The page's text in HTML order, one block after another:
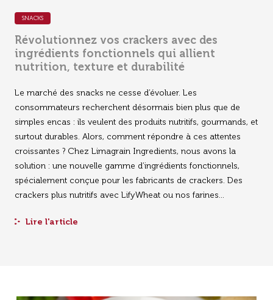
Grains soufflés & Ingrédients toastés
SNACKS
Révolutionnez vos crackers avec des
ingrédients fonctionnels qui allient
nutrition, texture et durabilité
Le marché des snacks ne cesse d’évoluer. Les
consommateurs recherchent désormais bien plus que de
simples encas : ils veulent des produits nutritifs, gourmands, et
surtout durables. Alors, comment répondre à ces attentes
croissantes ? Chez Limagrain Ingredients, nous avons la
solution : une nouvelle gamme d’ingrédients fonctionnels,
spécialement conçue pour les fabricants de crackers. Des
crackers plus nutritifs avec LifyWheat ou nos farines...
Lire l'article